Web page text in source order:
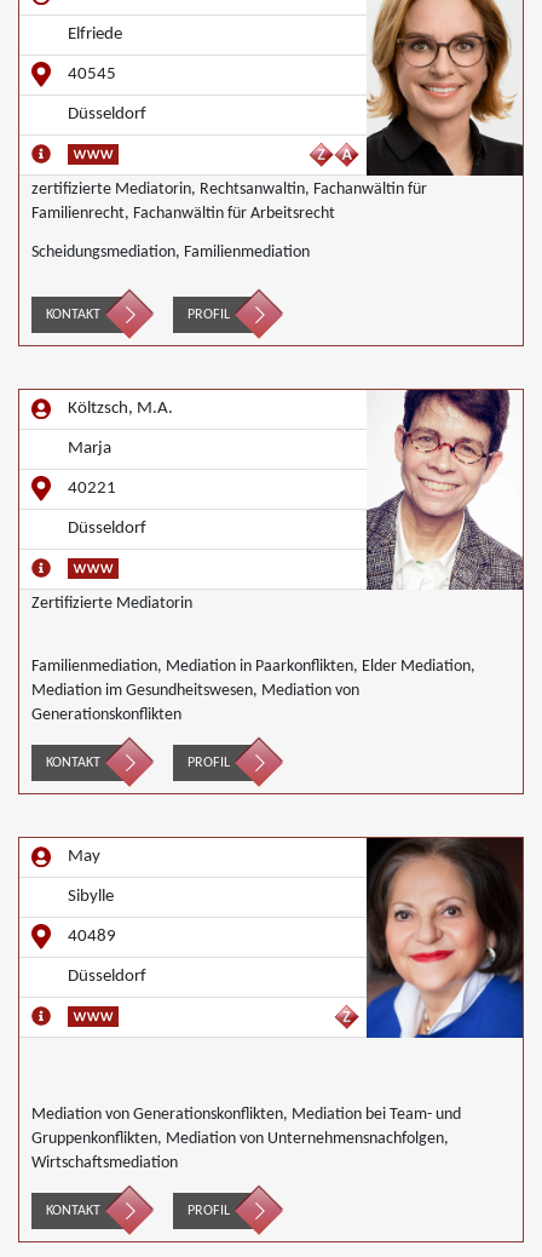
Elfriede
40545
Düsseldorf
zertifizierte Mediatorin, Rechtsanwaltin, Fachanwältin für
Familienrecht, Fachanwältin für Arbeitsrecht
Scheidungsmediation, Familienmediation
KONTAKT PROFIL
Költzsch, M.A.
Marja
40221
Düsseldorf
Zertifizierte Mediatorin
Familienmediation, Mediation in Paarkonflikten, Elder Mediation,
Mediation im Gesundheitswesen, Mediation von
Generationskonflikten
KONTAKT PROFIL
May
Sibylle
40489
Düsseldorf
Mediation von Generationskonflikten, Mediation bei Team- und
Gruppenkonflikten, Mediation von Unternehmensnachfolgen,
Wirtschaftsmediation
KONTAKT PROFIL